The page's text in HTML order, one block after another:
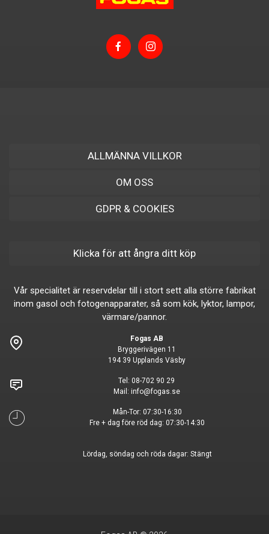
ALLMÄNNA VILLKOR
OM OSS
GDPR & COOKIES
Klicka för att ångra ditt köp
Vår specialitet är reservdelar till i stort sett alla större fabrikat
inom gasol och fotogenapparater, så som kök, lyktor, lampor,
värmare/pannor.
Fogas AB
Bryggerivägen 11
194 39 Upplands Väsby
Tel: 08-702 90 29
Mail: info@fogas.se
Mån-Tor: 07:30-16:30
Fre + dag före röd dag: 07:30-14:30
Lördag, söndag och röda dagar: Stängt